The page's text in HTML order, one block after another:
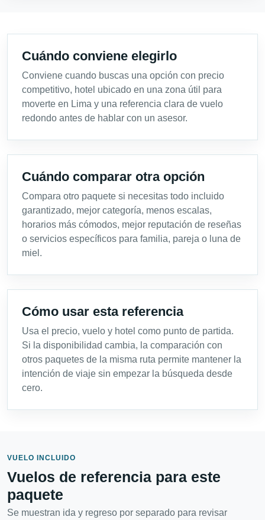
Cuándo conviene elegirlo
Conviene cuando buscas una opción con precio
competitivo, hotel ubicado en una zona útil para
moverte en Lima y una referencia clara de vuelo
redondo antes de hablar con un asesor.
Cuándo comparar otra opción
Compara otro paquete si necesitas todo incluido
garantizado, mejor categoría, menos escalas,
horarios más cómodos, mejor reputación de reseñas
o servicios específicos para familia, pareja o luna de
miel.
Cómo usar esta referencia
Usa el precio, vuelo y hotel como punto de partida.
Si la disponibilidad cambia, la comparación con
otros paquetes de la misma ruta permite mantener la
intención de viaje sin empezar la búsqueda desde
cero.
VUELO INCLUIDO
Vuelos de referencia para este
paquete
Se muestran ida y regreso por separado para revisar